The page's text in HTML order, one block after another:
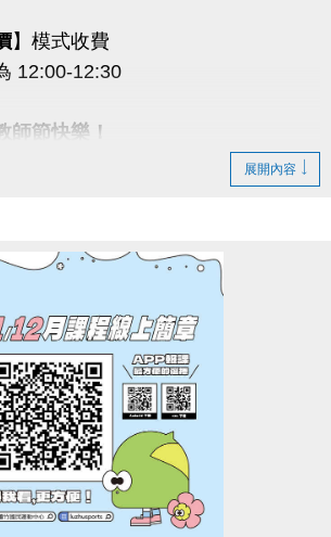
】模式收費
12:00-12:30
師節快樂！
撥打 ☎ 03-2639066 #111 客服部
展開內容